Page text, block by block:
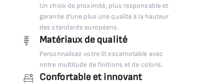
Un choix de proximité, plus responsable et
garantie d’une plus une qualité à la hauteur
des standards européens.
Matériaux de qualité
Personnalisez votre lit escamotable avec
notre multitude de finitions et de coloris.
Confortable et innovant